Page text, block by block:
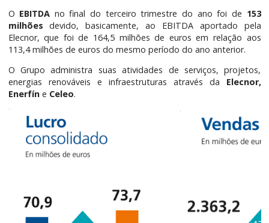
O EBITDA no final do terceiro trimestre do ano foi de 153
milhões devido, basicamente, ao EBITDA aportado pela
Elecnor, que foi de 164,5 milhões de euros em relação aos
113,4 milhões de euros do mesmo período do ano anterior.
O Grupo administra suas atividades de serviços, projetos,
energias renováveis e infraestruturas através da Elecnor,
Enerfín e Celeo.